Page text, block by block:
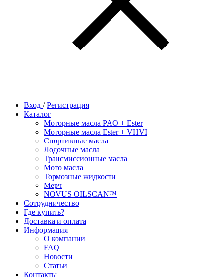
Вход /Регистрация
Каталог
Моторные масла PAO + Ester
Моторные масла Ester + VHVI
Спортивные масла
Лодочные масла
Трансмиссионные масла
Мото масла
Тормозные жидкости
Мерч
NOVUS OILSCAN™
Сотрудничество
Где купить?
Доставка и оплата
Информация
О компании
FAQ
Новости
Статьи
Контакты